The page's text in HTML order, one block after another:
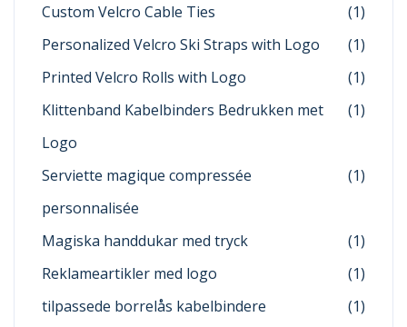
Custom Velcro Cable Ties
(1)
Personalized Velcro Ski Straps with Logo
(1)
Printed Velcro Rolls with Logo
(1)
Klittenband Kabelbinders Bedrukken met
Logo
(1)
Serviette magique compressée
personnalisée
(1)
Magiska handdukar med tryck
(1)
Reklameartikler med logo
(1)
tilpassede borrelås kabelbindere
(1)